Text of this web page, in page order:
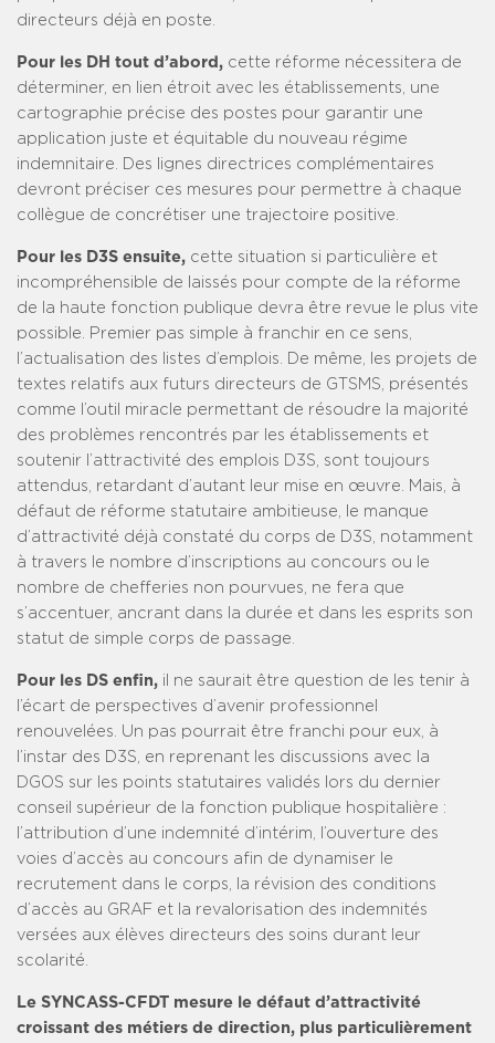
directeurs déjà en poste.
Pour les DH tout d’abord, cette réforme nécessitera de
déterminer, en lien étroit avec les établissements, une
cartographie précise des postes pour garantir une
application juste et équitable du nouveau régime
indemnitaire. Des lignes directrices complémentaires
devront préciser ces mesures pour permettre à chaque
collègue de concrétiser une trajectoire positive.
Pour les D3S ensuite, cette situation si particulière et
incompréhensible de laissés pour compte de la réforme
de la haute fonction publique devra être revue le plus vite
possible. Premier pas simple à franchir en ce sens,
l’actualisation des listes d’emplois. De même, les projets de
textes relatifs aux futurs directeurs de GTSMS, présentés
comme l’outil miracle permettant de résoudre la majorité
des problèmes rencontrés par les établissements et
soutenir l’attractivité des emplois D3S, sont toujours
attendus, retardant d’autant leur mise en œuvre. Mais, à
défaut de réforme statutaire ambitieuse, le manque
d’attractivité déjà constaté du corps de D3S, notamment
à travers le nombre d’inscriptions au concours ou le
nombre de chefferies non pourvues, ne fera que
s’accentuer, ancrant dans la durée et dans les esprits son
statut de simple corps de passage.
Pour les DS enfin, il ne saurait être question de les tenir à
l’écart de perspectives d’avenir professionnel
renouvelées. Un pas pourrait être franchi pour eux, à
l’instar des D3S, en reprenant les discussions avec la
DGOS sur les points statutaires validés lors du dernier
conseil supérieur de la fonction publique hospitalière :
l’attribution d’une indemnité d’intérim, l’ouverture des
voies d’accès au concours afin de dynamiser le
recrutement dans le corps, la révision des conditions
d’accès au GRAF et la revalorisation des indemnités
versées aux élèves directeurs des soins durant leur
scolarité.
Le SYNCASS-CFDT mesure le défaut d’attractivité
croissant des métiers de direction, plus particulièrement